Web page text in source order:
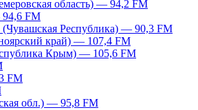
область) — 94,2 FM
FM
(Чувашская Республика) — 90,3 FM
край) — 107,4 FM
Крым) — 105,6 FM
FM
обл.) — 95,8 FM